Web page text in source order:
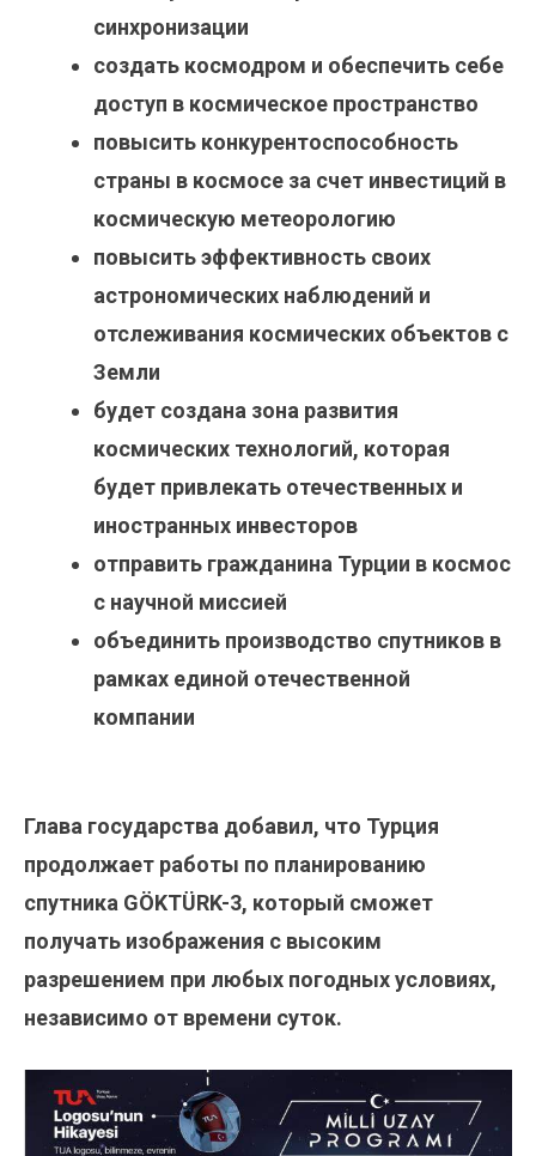
синхронизации
создать космодром и обеспечить себе
доступ в космическое пространство
повысить конкурентоспособность
страны в космосе за счет инвестиций в
космическую метеорологию
повысить эффективность своих
астрономических наблюдений и
отслеживания космических объектов с
Земли
будет создана зона развития
космических технологий, которая
будет привлекать отечественных и
иностранных инвесторов
отправить гражданина Турции в космос
с научной миссией
объединить производство спутников в
рамках единой отечественной
компании
Глава государства добавил, что Турция
продолжает работы по планированию
спутника GÖKTÜRK-3, который сможет
получать изображения с высоким
разрешением при любых погодных условиях,
независимо от времени суток.